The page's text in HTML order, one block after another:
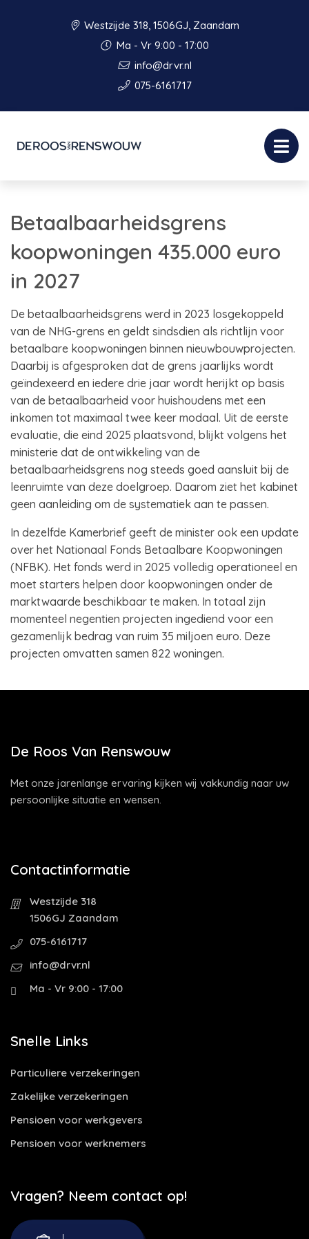
Westzijde 318, 1506GJ, Zaandam
Ma - Vr 9:00 - 17:00
info@drvr.nl
075-6161717
Betaalbaarheidsgrens
koopwoningen 435.000 euro
in 2027
De betaalbaarheidsgrens werd in 2023 losgekoppeld
van de NHG-grens en geldt sindsdien als richtlijn voor
betaalbare koopwoningen binnen nieuwbouwprojecten.
Daarbij is afgesproken dat de grens jaarlijks wordt
geïndexeerd en iedere drie jaar wordt herijkt op basis
van de betaalbaarheid voor huishoudens met een
inkomen tot maximaal twee keer modaal. Uit de eerste
evaluatie, die eind 2025 plaatsvond, blijkt volgens het
ministerie dat de ontwikkeling van de
betaalbaarheidsgrens nog steeds goed aansluit bij de
leenruimte van deze doelgroep. Daarom ziet het kabinet
geen aanleiding om de systematiek aan te passen.
In dezelfde Kamerbrief geeft de minister ook een update
over het Nationaal Fonds Betaalbare Koopwoningen
(NFBK). Het fonds werd in 2025 volledig operationeel en
moet starters helpen door koopwoningen onder de
marktwaarde beschikbaar te maken. In totaal zijn
momenteel negentien projecten ingediend voor een
gezamenlijk bedrag van ruim 35 miljoen euro. Deze
projecten omvatten samen 822 woningen.
De Roos Van Renswouw
Met onze jarenlange ervaring kijken wij vakkundig naar uw
persoonlijke situatie en wensen.
Contactinformatie
Westzijde 318
1506GJ Zaandam
075-6161717
info@drvr.nl
Ma - Vr 9:00 - 17:00
Snelle Links
Particuliere verzekeringen
Zakelijke verzekeringen
Pensioen voor werkgevers
Pensioen voor werknemers
Vragen? Neem contact op!